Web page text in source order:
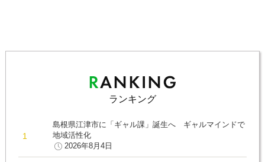
ランキング
島根県江津市に「ギャル課」誕生へ ギャルマインドで
地域活性化
2026年8月4日